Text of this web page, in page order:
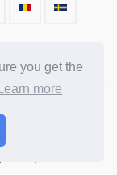
you get the
Learn more
nel
di più sul